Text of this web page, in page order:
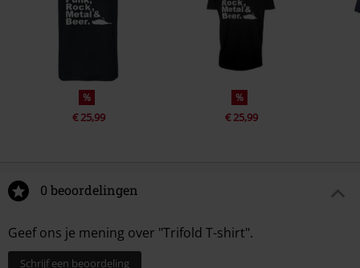
%
€ 25,99
%
€ 25,99
0 beoordelingen
Geef ons je mening over "Trifold T-shirt".
Schrijf een beoordeling